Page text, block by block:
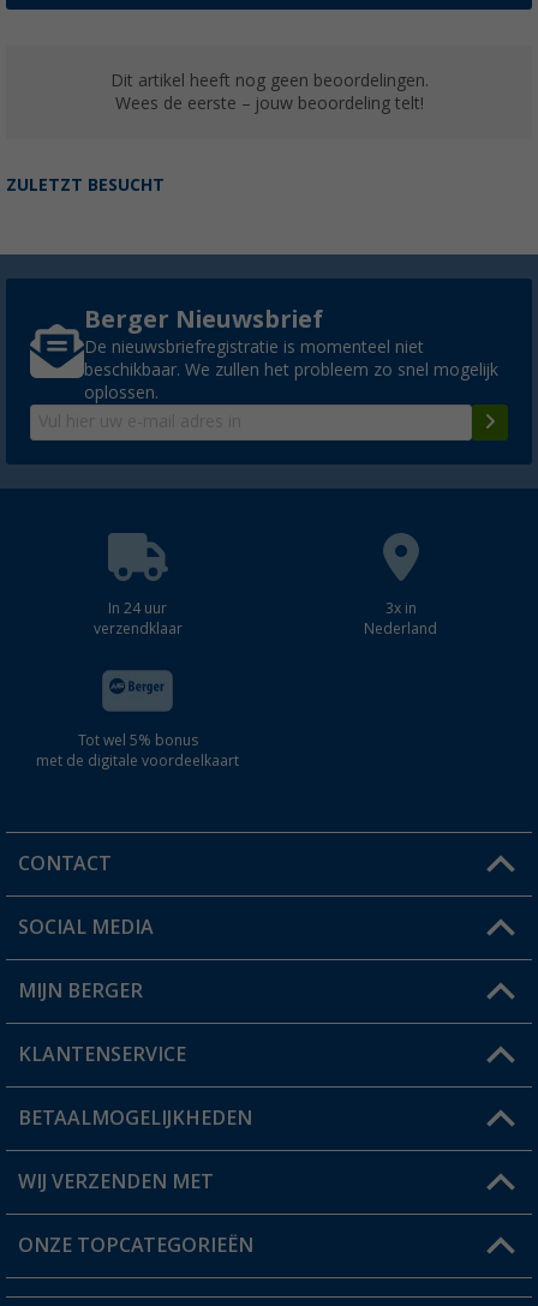
Dit artikel heeft nog geen beoordelingen.
Wees de eerste – jouw beoordeling telt!
ZULETZT BESUCHT
Berger Nieuwsbrief
De nieuwsbriefregistratie is momenteel niet
beschikbaar. We zullen het probleem zo snel mogelijk
oplossen.
In 24 uur
verzendklaar
3x in
Nederland
Tot wel 5% bonus
met de digitale voordeelkaart
CONTACT
Een vraag?
Winkel vinden
SOCIAL MEDIA
MIJN BERGER
Mijn account
Status bestelling
Verlanglijstje
KLANTENSERVICE
FAQ & Contact
Verzendinformatie
Catalogus
BETAALMOGELIJKHEDEN
WIJ VERZENDEN MET
ONZE TOPCATEGORIEËN